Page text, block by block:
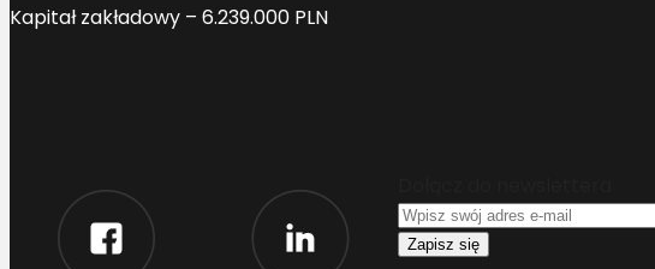
Kapitał zakładowy – 6.239.000 PLN